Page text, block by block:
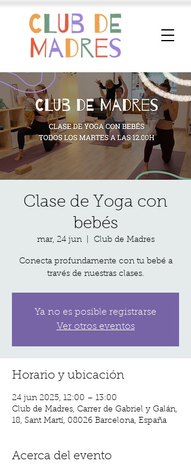
Clase de Yoga con
bebés
mar, 24 jun
  |
Club de Madres
Conecta profundamente con tu bebé a
través de nuestras clases.
Ya no es posible registrarse
Ver otros eventos
Horario y ubicación
24 jun 2025, 12:00 – 13:00
Club de Madres, Carrer de Gabriel y Galán,
18, Sant Martí, 08026 Barcelona, España
Acerca del evento